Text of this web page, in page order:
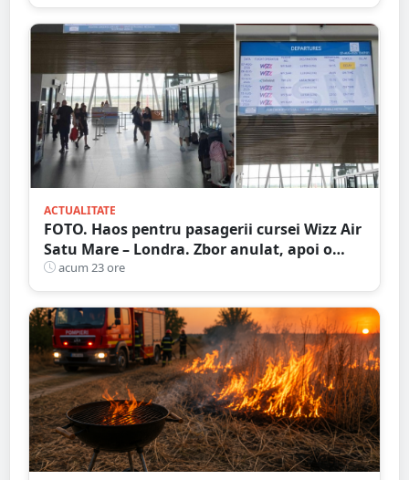
ACTUALITATE
FOTO. Haos pentru pasagerii cursei Wizz Air
Satu Mare – Londra. Zbor anulat, apoi o
nouă întârziere. Fără explicații clare
acum 23 ore